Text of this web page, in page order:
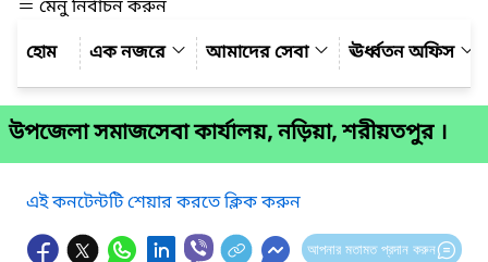
মেনু নির্বাচন করুন
এক নজরে
আমাদের সেবা ঊর্ধ্বতন অফিস
উপজেলা সমাজসেবা কার্যালয়, নড়িয়া, শরীয়তপুর ।
এই কনটেন্টটি শেয়ার করতে ক্লিক করুন
আপনার মতামত প্রদান করুন